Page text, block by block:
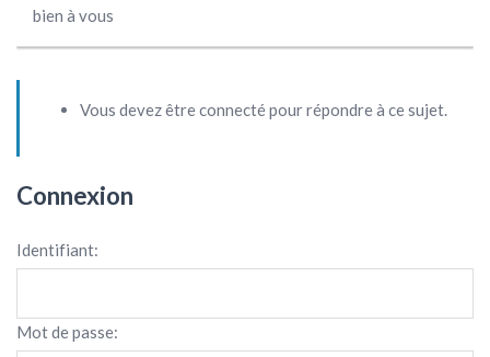
bien à vous
Vous devez être connecté pour répondre à ce sujet.
Connexion
Identifiant:
Mot de passe: